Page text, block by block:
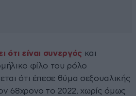
ότι είναι συνεργός και
φίλο του ρόλο
ότι έπεσε θύμα σεξουαλικής
68χρονο το 2022, χωρίς όμως